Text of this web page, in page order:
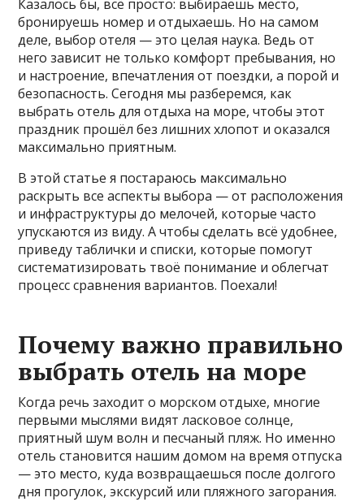
Казалось бы, всё просто: выбираешь место,
бронируешь номер и отдыхаешь. Но на самом
деле, выбор отеля — это целая наука. Ведь от
него зависит не только комфорт пребывания, но
и настроение, впечатления от поездки, а порой и
безопасность. Сегодня мы разберемся, как
выбрать отель для отдыха на море, чтобы этот
праздник прошёл без лишних хлопот и оказался
максимально приятным.
В этой статье я постараюсь максимально
раскрыть все аспекты выбора — от расположения
и инфраструктуры до мелочей, которые часто
упускаются из виду. А чтобы сделать всё удобнее,
приведу таблички и списки, которые помогут
систематизировать твоё понимание и облегчат
процесс сравнения вариантов. Поехали!
Почему важно правильно
выбрать отель на море
Когда речь заходит о морском отдыхе, многие
первыми мыслями видят ласковое солнце,
приятный шум волн и песчаный пляж. Но именно
отель становится нашим домом на время отпуска
— это место, куда возвращаешься после долгого
дня прогулок, экскурсий или пляжного загорания.